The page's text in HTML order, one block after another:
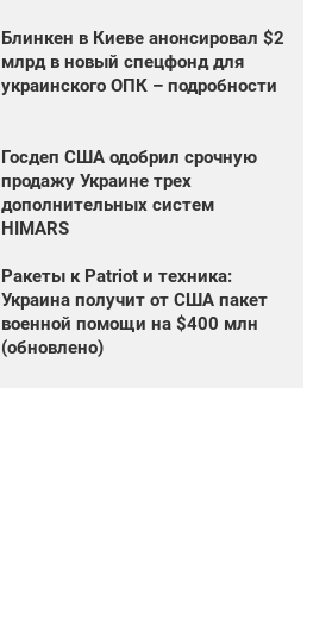
Блинкен в Киеве анонсировал $2
млрд в новый спецфонд для
украинского ОПК – подробности
Госдеп США одобрил срочную
продажу Украине трех
дополнительных систем
HIMARS
Ракеты к Patriot и техника:
Украина получит от США пакет
военной помощи на $400 млн
(обновлено)